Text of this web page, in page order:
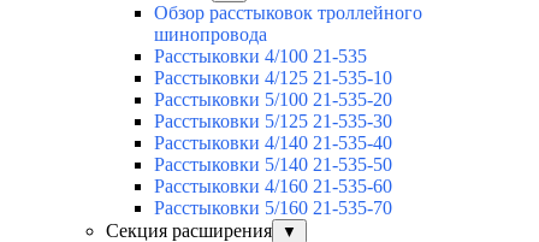
Обзор расстыковок троллейного
шинопровода
Расстыковки 4/100 21-535
Расстыковки 4/125 21-535-10
Расстыковки 5/100 21-535-20
Расстыковки 5/125 21-535-30
Расстыковки 4/140 21-535-40
Расстыковки 5/140 21-535-50
Расстыковки 4/160 21-535-60
Расстыковки 5/160 21-535-70
Секция расширения
▼